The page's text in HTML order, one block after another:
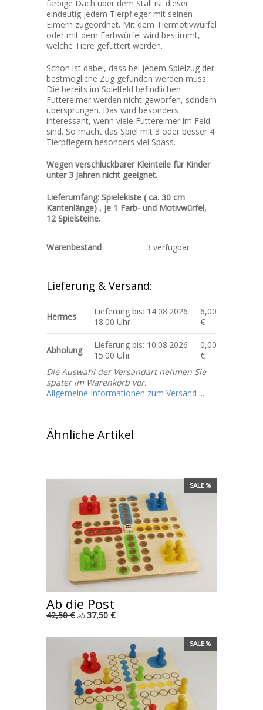
farbige Dach über dem Stall ist dieser
eindeutig jedem Tierpfleger mit seinen
Eimern zugeordnet. Mit dem Tiermotivwürfel
oder mit dem Farbwürfel wird bestimmt,
welche Tiere gefüttert werden.
Schön ist dabei, dass bei jedem Spielzug der
bestmögliche Zug gefunden werden muss.
Die bereits im Spielfeld befindlichen
Futtereimer werden nicht geworfen, sondern
übersprungen. Das wird besonders
interessant, wenn viele Futtereimer im Feld
sind. So macht das Spiel mit 3 oder besser 4
Tierpflegern besonders viel Spass.
Wegen verschluckbarer Kleinteile für Kinder
unter 3 Jahren nicht geeignet.
Lieferumfang: Spielekiste ( ca. 30 cm
Kantenlänge) , je 1 Farb- und Motivwürfel,
12 Spielsteine.
Warenbestand 3 verfügbar
Lieferung & Versand:
Hermes
Lieferung bis: 14.08.2026
18:00 Uhr
6,00
€
Abholung
Lieferung bis: 10.08.2026
15:00 Uhr
0,00
€
Die Auswahl der Versandart nehmen Sie
später im Warenkorb vor.
Allgemeine Informationen zum Versand ...
Ähnliche Artikel
SALE %
Ab die Post
42,50 € ab37,50 €
SALE %